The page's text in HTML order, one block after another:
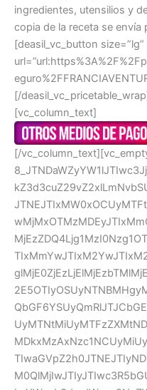
ingredientes, utensilios y
copia de la receta se envía
[deasil_vc_button size=”lg”
[/
[vc_column_text]
[/